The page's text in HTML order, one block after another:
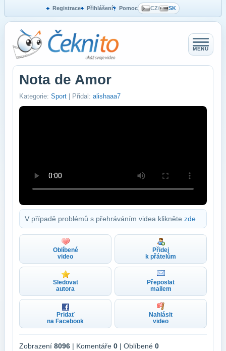
Registrace Přihlášení Pomoc CZ/ SK
MENU
Nota de Amor
Kategorie: Sport | Přidal: alishaaa7
V případě problémů s přehráváním videa klikněte zde
Oblíbené
video
Přidej
k přátelům
Sledovat
autora
Přeposlat
mailem
Pridať
na Facebook
Nahlásit
video
Zobrazení 8096 | Komentáře 0 | Oblíbené 0